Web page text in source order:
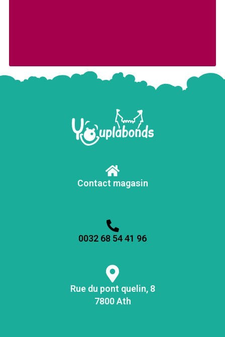
Contact magasin
0032 68 54 41 96
Rue du pont quelin, 8
7800 Ath